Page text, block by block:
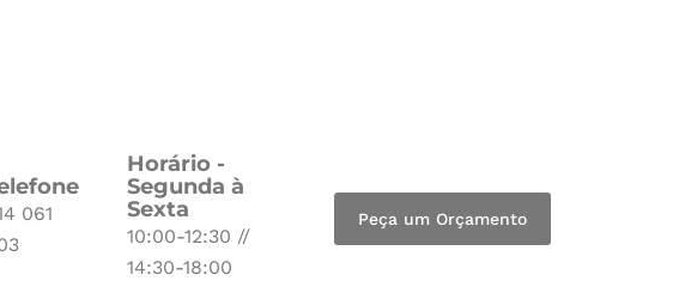
Peça um Orçamento
Horário -
Segunda à
Sexta
10:00-12:30 //
14:30-18:00
061